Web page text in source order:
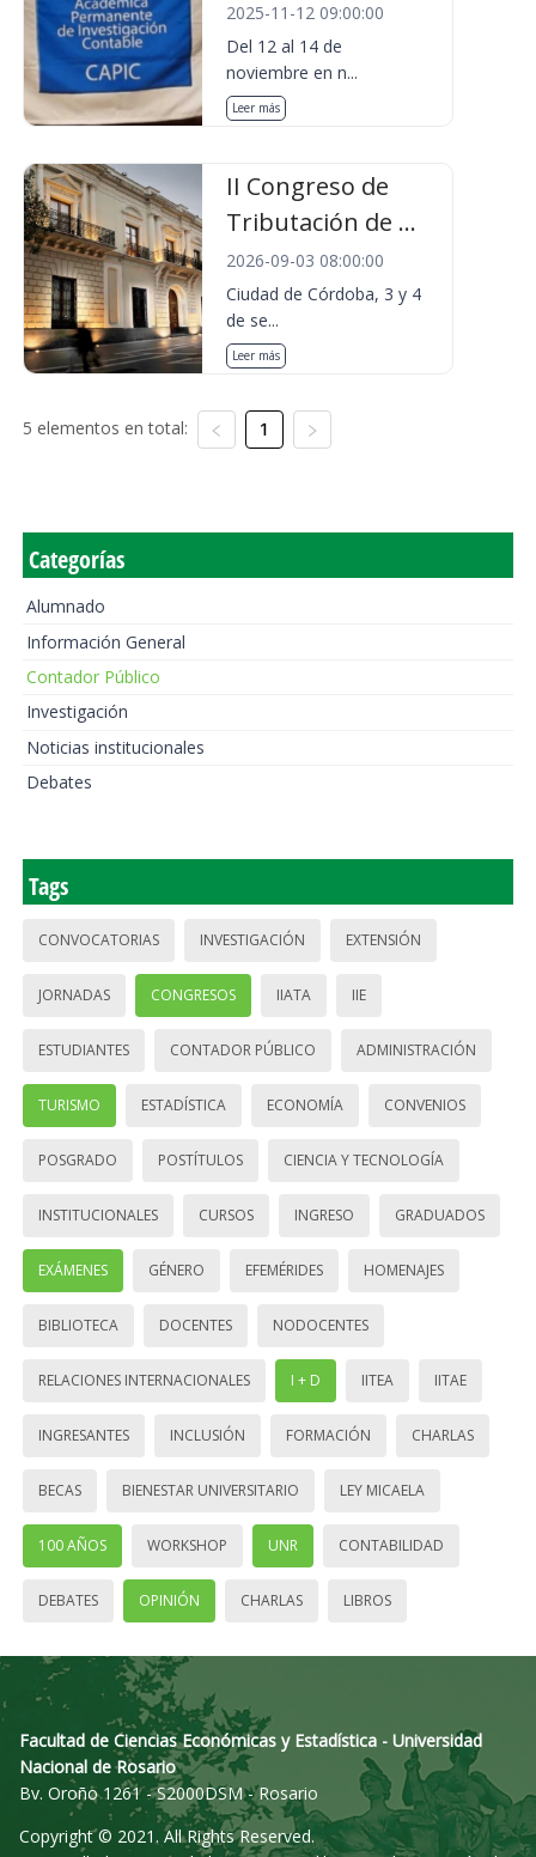
2025-11-12 09:00:00
Del 12 al 14 de
noviembre en n...
Leer más
II Congreso de
Tributación de ...
2026-09-03 08:00:00
Ciudad de Córdoba, 3 y 4
de se...
Leer más
5 elementos en total: 1
Categorías
Alumnado
Información General
Contador Público
Investigación
Noticias institucionales
Debates
Tags
CONVOCATORIAS INVESTIGACIÓN EXTENSIÓN
JORNADAS CONGRESOS IIATA IIE
ESTUDIANTES CONTADOR PÚBLICO ADMINISTRACIÓN
TURISMO ESTADÍSTICA ECONOMÍA CONVENIOS
POSGRADO POSTÍTULOS CIENCIA Y TECNOLOGÍA
INSTITUCIONALES CURSOS INGRESO GRADUADOS
EXÁMENES GÉNERO EFEMÉRIDES HOMENAJES
BIBLIOTECA DOCENTES NODOCENTES
RELACIONES INTERNACIONALES I + D IITEA IITAE
INGRESANTES INCLUSIÓN FORMACIÓN CHARLAS
BECAS BIENESTAR UNIVERSITARIO LEY MICAELA
100 AÑOS WORKSHOP UNR CONTABILIDAD
DEBATES OPINIÓN CHARLAS LIBROS
Facultad de Ciencias Económicas y Estadística - Universidad
Nacional de Rosario
Bv. Oroño 1261 - S2000DSM - Rosario
Copyright © 2021. All Rights Reserved.